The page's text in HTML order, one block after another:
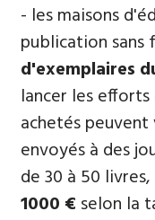
- les maisons
publication sans
d'exemplaires
lancer les
achetés
envoyés à des
de 30 à 50
1000 € selon la